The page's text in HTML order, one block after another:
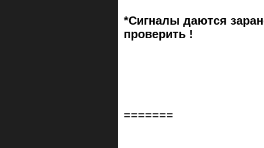
*Сигналы даются
проверить !
=======